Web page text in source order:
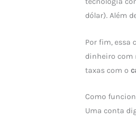
dólar). Além
Por fim, essa
dinheiro com
taxas com o
Como
Uma conta